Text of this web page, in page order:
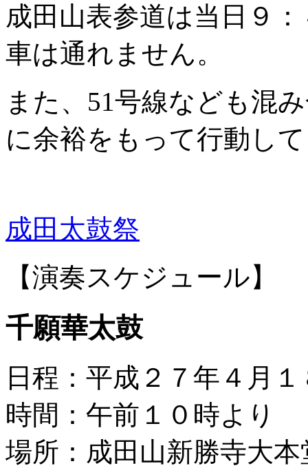
成田山表参道は当日９
車は通れません。
また、51号線なども混
に余裕をもって行動し
成田太鼓祭
【演奏スケジュール】
千願華太鼓
日程：平成２７年４月
時間：午前１０時より
場所：成田山新勝寺大本